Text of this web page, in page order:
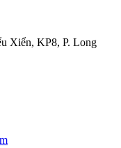
Xiển, KP8, P. Long